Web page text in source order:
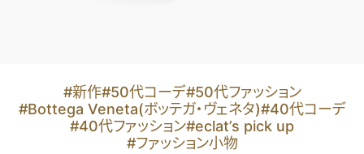
#新作#50代コーデ#50代ファッション
#Bottega Veneta(ボッテガ・ヴェネタ)#40代コーデ
#40代ファッション#eclat’s pick up
#ファッション小物